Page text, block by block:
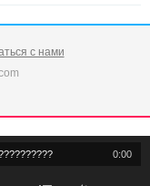
с нами
0:00